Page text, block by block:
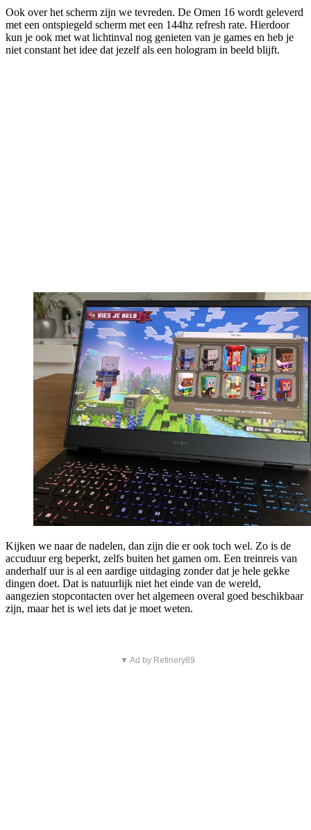
Ook over het scherm zijn we tevreden. De Omen 16 wordt geleverd
met een ontspiegeld scherm met een 144hz refresh rate. Hierdoor
kun je ook met wat lichtinval nog genieten van je games en heb je
niet constant het idee dat jezelf als een hologram in beeld blijft.
Kijken we naar de nadelen, dan zijn die er ook toch wel. Zo is de
accuduur erg beperkt, zelfs buiten het gamen om. Een treinreis van
anderhalf uur is al een aardige uitdaging zonder dat je hele gekke
dingen doet. Dat is natuurlijk niet het einde van de wereld,
aangezien stopcontacten over het algemeen overal goed beschikbaar
zijn, maar het is wel iets dat je moet weten.
▼ Ad by Refinery89